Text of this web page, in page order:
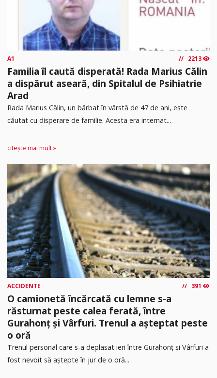
A1 2213
Familia îl caută disperată! Rada Marius Călin
a dispărut aseară, din Spitalul de Psihiatrie
Arad
Rada Marius Călin, un bărbat în vârstă de 47 de ani, este
căutat cu disperare de familie. Acesta era internat...
citește mai mult »
ACCIDENTE 391
O camionetă încărcată cu lemne s-a
răsturnat peste calea ferată, între
Gurahonț și Vârfuri. Trenul a așteptat peste
o oră
Trenul personal care s-a deplasat ieri între Gurahonț și Vârfuri a
fost nevoit să aștepte în jur de o oră...